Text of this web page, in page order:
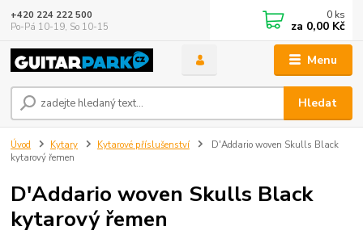
Menu
Hledat
+420 224 222 500
Po-Pá 10-19, So 10-15
0 ks
za 0,00 Kč
Úvod Kytary Kytarové příslušenství
D'Addario woven Skulls Black
kytarový řemen
D'Addario woven Skulls Black
kytarový řemen